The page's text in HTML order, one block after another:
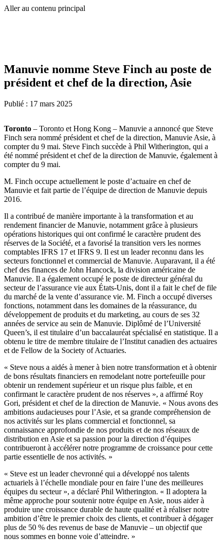
Aller au contenu principal
Manuvie nomme Steve Finch au poste de
président et chef de la direction, Asie
Publié : 17 mars 2025
Toronto – Toronto et Hong Kong – Manuvie a annoncé que Steve
Finch sera nommé président et chef de la direction, Manuvie Asie, à
compter du 9 mai. Steve Finch succède à Phil Witherington, qui a
été nommé président et chef de la direction de Manuvie, également à
compter du 9 mai.
M. Finch occupe actuellement le poste d’actuaire en chef de
Manuvie et fait partie de l’équipe de direction de Manuvie depuis
2016.
Il a contribué de manière importante à la transformation et au
rendement financier de Manuvie, notamment grâce à plusieurs
opérations historiques qui ont confirmé le caractère prudent des
réserves de la Société, et a favorisé la transition vers les normes
comptables IFRS 17 et IFRS 9. Il est un leader reconnu dans les
secteurs fonctionnel et commercial de Manuvie. Auparavant, il a été
chef des finances de John Hancock, la division américaine de
Manuvie. Il a également occupé le poste de directeur général du
secteur de l’assurance vie aux États-Unis, dont il a fait le chef de file
du marché de la vente d’assurance vie. M. Finch a occupé diverses
fonctions, notamment dans les domaines de la réassurance, du
développement de produits et du marketing, au cours de ses 32
années de service au sein de Manuvie. Diplômé de l’Université
Queen’s, il est titulaire d’un baccalauréat spécialisé en statistique. Il a
obtenu le titre de membre titulaire de l’Institut canadien des actuaires
et de Fellow de la Society of Actuaries.
« Steve nous a aidés à mener à bien notre transformation et à obtenir
de bons résultats financiers en remodelant notre portefeuille pour
obtenir un rendement supérieur et un risque plus faible, et en
confirmant le caractère prudent de nos réserves », a affirmé Roy
Gori, président et chef de la direction de Manuvie. « Nous avons des
ambitions audacieuses pour l’Asie, et sa grande compréhension de
nos activités sur les plans commercial et fonctionnel, sa
connaissance approfondie de nos produits et de nos réseaux de
distribution en Asie et sa passion pour la direction d’équipes
contribueront à accélérer notre programme de croissance pour cette
partie essentielle de nos activités. »
« Steve est un leader chevronné qui a développé nos talents
actuariels à l’échelle mondiale pour en faire l’une des meilleures
équipes du secteur », a déclaré Phil Witherington. « Il adoptera la
même approche pour soutenir notre équipe en Asie, nous aider à
produire une croissance durable de haute qualité et à réaliser notre
ambition d’être le premier choix des clients, et contribuer à dégager
plus de 50 % des revenus de base de Manuvie – un objectif que
nous sommes en bonne voie d’atteindre. »